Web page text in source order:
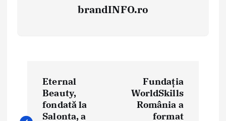
brandINFO.ro
v
Eternal
Beauty,
fondată la
Salonta, a
Fundația
WorldSkills
România a
format